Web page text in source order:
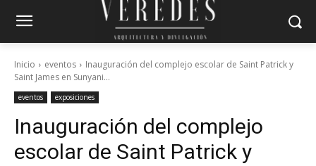
Inicio eventos
Inauguración del complejo escolar de Saint Patrick y
Saint James en Sunyani...
eventos exposiciones
Inauguración del complejo
escolar de Saint Patrick y